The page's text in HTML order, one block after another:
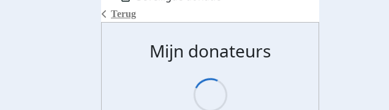
Terug
Mijn donateurs